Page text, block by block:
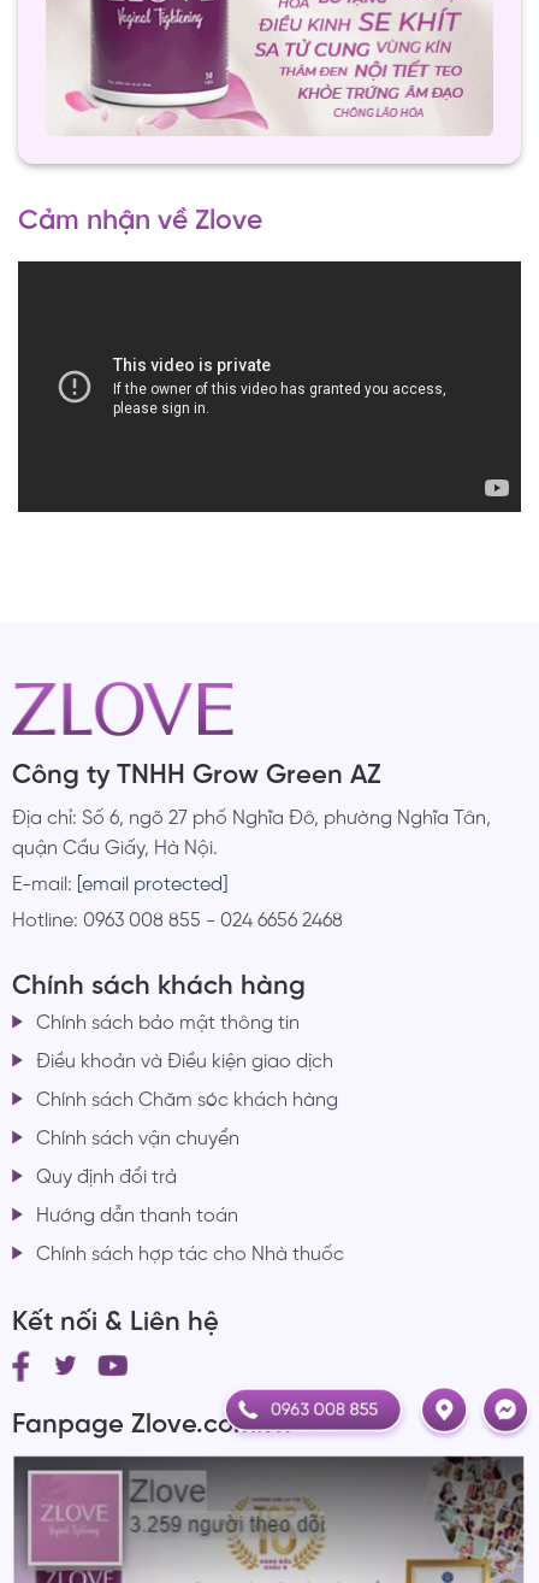
Cảm nhận về Zlove
Công ty TNHH Grow Green AZ
Địa chỉ: Số 6, ngõ 27 phố Nghĩa Đô, phường Nghĩa Tân,
quận Cầu Giấy, Hà Nội.
E-mail: [email protected]
Hotline: 0963 008 855 - 024 6656 2468
Chính sách khách hàng
Chính sách bảo mật thông tin
Điều khoản và Điều kiện giao dịch
Chính sách Chăm sóc khách hàng
Chính sách vận chuyển
Quy định đổi trả
Hướng dẫn thanh toán
Chính sách hợp tác cho Nhà thuốc
Kết nối & Liên hệ
Fanpage Zlove.com.vn